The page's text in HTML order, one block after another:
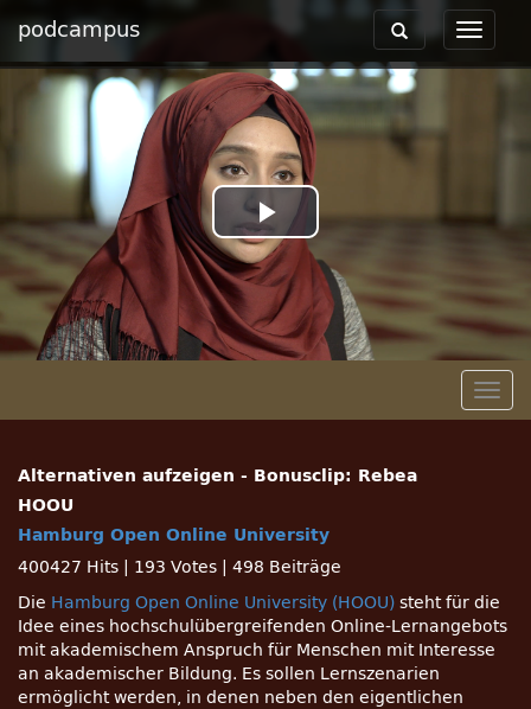
podcampus
Toggle
Toggle
navigation
Play
Video
Alternativen aufzeigen - Bonusclip: Rebea
HOOU
Hamburg Open Online University
400427 Hits
193 Votes
498 Beiträge
Die Hamburg Open Online University (HOOU) steht für die
Idee eines hochschulübergreifenden Online-Lernangebots
mit akademischem Anspruch für Menschen mit Interesse
an akademischer Bildung. Es sollen Lernszenarien
ermöglicht werden, in denen neben den eigentlichen